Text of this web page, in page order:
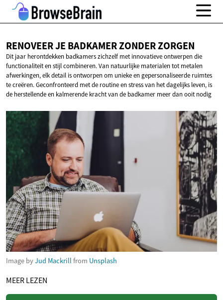
RENOVEER JE BADKAMERZONDER ZORGEN
Dit jaar herontdekken badkamers zichzelf met innovatieve ontwerpen die
functionaliteit en stijl combineren. Van natuurlijke materialen tot metalen
afwerkingen, elk detail is ontworpen om unieke en gepersonaliseerde ruimtes
te creëren. Geconfronteerd met de routine en stress van het dagelijks leven, is
de herstellende en kalmerende kracht van de badkamer meer dan ooit nodig
Image byJud Mackrill from Unsplash
MEER LEZEN